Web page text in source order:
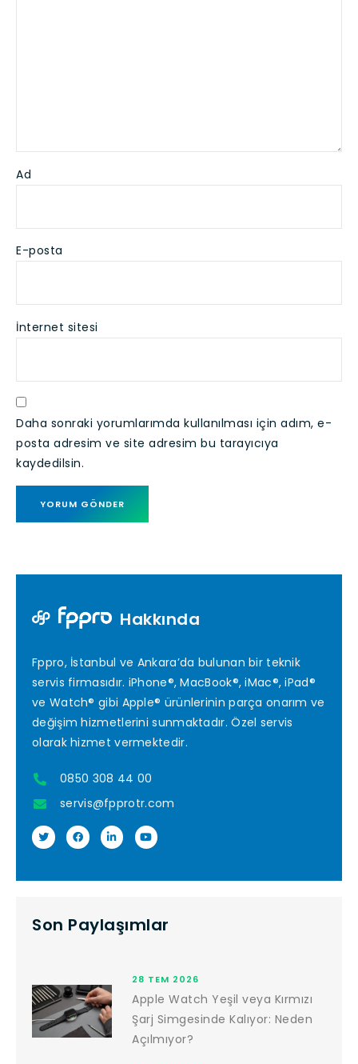
Ad
E-posta
İnternet sitesi
Daha sonraki yorumlarımda kullanılması için adım, e-
posta adresim ve site adresim bu tarayıcıya
kaydedilsin.
Hakkında
Fppro, İstanbul ve Ankara’da bulunan bir teknik
servis firmasıdır. iPhone®, MacBook®, iMac®, iPad®
ve Watch® gibi Apple® ürünlerinin parça onarım ve
değişim hizmetlerini sunmaktadır. Özel servis
olarak hizmet vermektedir.
0850 308 44 00
servis@fpprotr.com
Son Paylaşımlar
28 TEM 2026
Apple Watch Yeşil veya Kırmızı
Şarj Simgesinde Kalıyor: Neden
Açılmıyor?